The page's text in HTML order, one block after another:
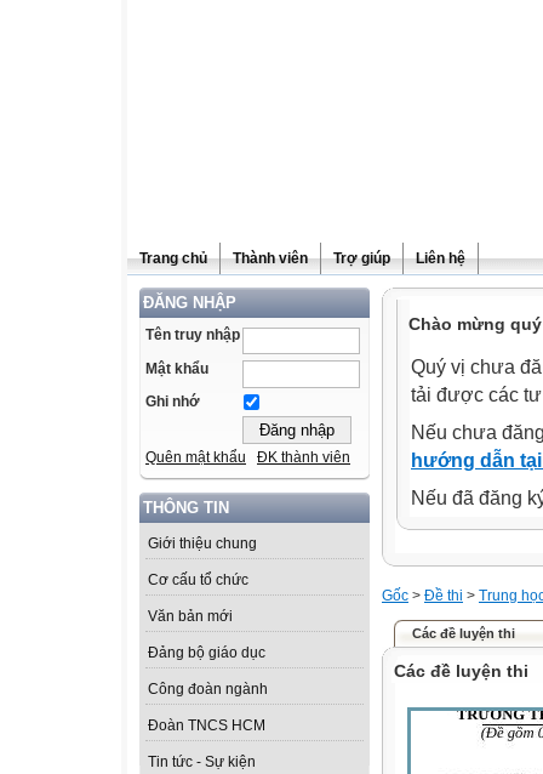
Trang chủ Thành viên Trợ giúp Liên hệ
ĐĂNG NHẬP
Tên truy nhập
Mật khẩu
Ghi nhớ
Quên mật khẩu ĐK thành viên
THÔNG TIN
Giới thiệu chung
Cơ cấu tổ chức
Văn bản mới
Đảng bộ giáo dục
Công đoàn ngành
Đoàn TNCS HCM
Tin tức - Sự kiện
Chào mừng
Quý vị chưa
tải được các
Nếu chưa
hướng dẫn
Nếu đã đăng
Gốc > Đề thi > Trung
Các đề luyện thi
Các đề luyện thi